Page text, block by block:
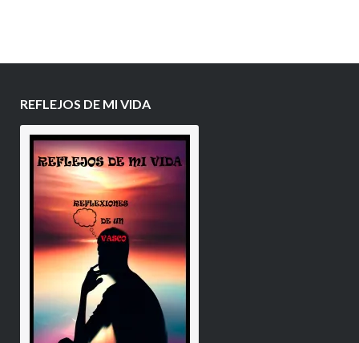
REFLEJOS DE MI VIDA